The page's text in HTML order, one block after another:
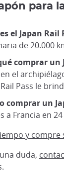
para
el Japan Rail
de 20.000
comprar un
el
Rail Pass le
comprar un
a Francia en
y compre
duda,